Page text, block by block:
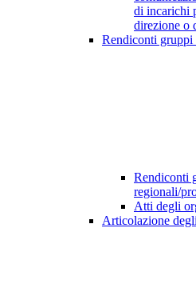
di incarichi
direzione o
Rendiconti
Rendiconti
regionali/
Atti degli
Articolazione